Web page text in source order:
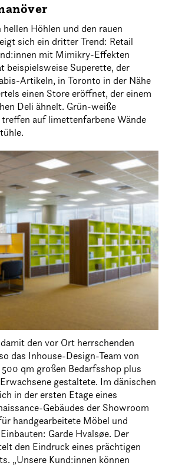
Höhlen und den rauen
sich ein dritter Trend: Retail
mit Mimikry-Effekten
beispielsweise Superette, der
Artikeln, in Toronto in der Nähe
einen Store eröffnet, der einem
Deli ähnelt. Grün-weiße
auf limettenfarbene Wände
den vor Ort herrschenden
das Inhouse-Design-Team von
qm großen Bedarfsshop plus
gestaltete. Im dänischen
in der ersten Etage eines
Gebäudes der Showroom
handgearbeitete Möbel und
Garde Hvalsøe. Der
den Eindruck eines prächtigen
„Unsere Kund:innen können